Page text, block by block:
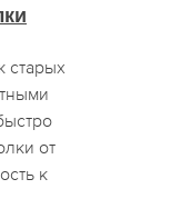
старых
от
к